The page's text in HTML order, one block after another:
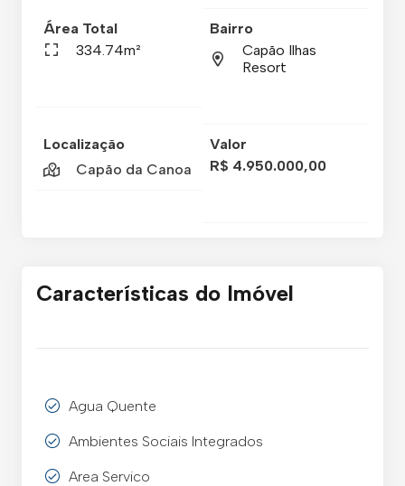
Área Total
334.74m²
Bairro
Capão Ilhas
Resort
Localização
Capão da Canoa
Valor
R$ 4.950.000,00
Características do Imóvel
Agua Quente
Ambientes Sociais Integrados
Area Servico